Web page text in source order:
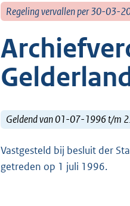
Regeling vervallen per 30-03-
Geldend van 01-07-1996 t/m
Vastgesteld bij besluit der
getreden op 1 juli 1996.